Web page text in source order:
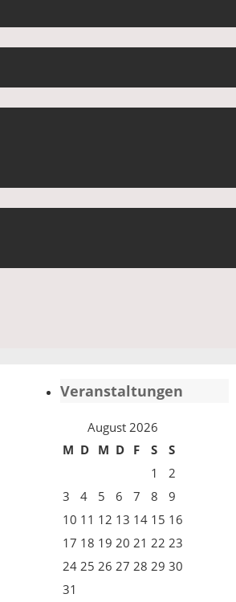
Veranstaltungen
August 2026
M D M D F S
S
1
2
3
4 5 6 7 8
9
10 11 12 13 14 15 16
17 18 19 20 21 22 23
24 25 26 27 28 29 30
31